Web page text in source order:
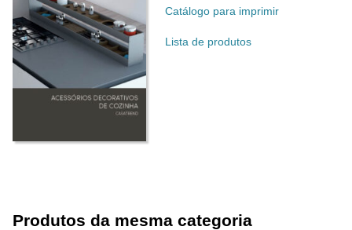
Catálogo para imprimir
Lista de produtos
Produtos da mesma categoria